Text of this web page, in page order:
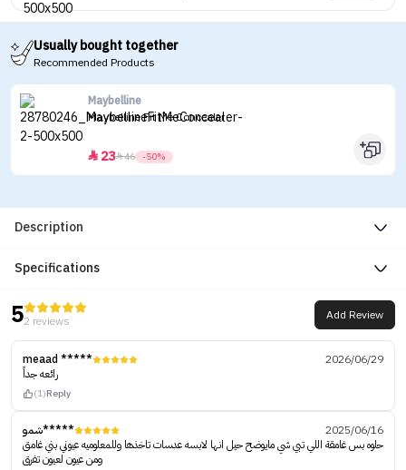
Usually bought together
Recommended Products
Maybelline
Maybelline Fit Me Concealer
 2346 -50%
Description
Specifications
52 reviews Add Review
meaad *****
2026/06/29
رائعه جداً
(1)Reply
شمو*****
2025/06/16
حلوه بس غامقة اللي تبي شي مايوضح حيل انها لابسه عدسات تاخذها وللمعلوميه عيوني بني غامق
ومن عيون لعيون تفرق